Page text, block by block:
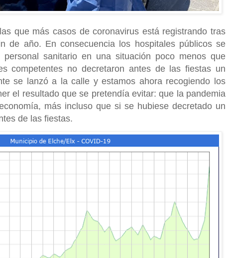
que más casos de coronavirus está registrando tras
de año. En consecuencia los hospitales públicos se
sanitario en una situación poco menos que
competentes no decretaron antes de las fiestas un
se lanzó a la calle y estamos ahora recogiendo los
el resultado que se pretendía evitar: que la pandemia
más incluso que si se hubiese decretado un
de las fiestas.